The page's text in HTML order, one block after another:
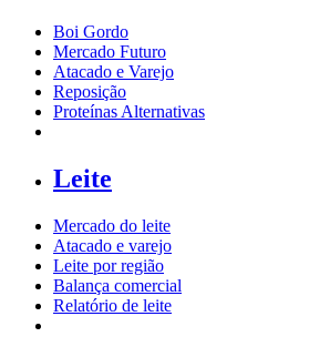
Boi Gordo
Mercado Futuro
Atacado e Varejo
Reposição
Proteínas Alternativas
Leite
Mercado do leite
Atacado e varejo
Leite por região
Balança comercial
Relatório de leite